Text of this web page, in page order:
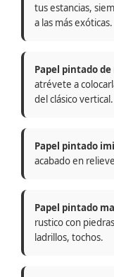
tus estancias,
a las más exóticas.
Papel pintado de
atrévete a
del clásico vertical.
Papel pintado
acabado en
Papel pintado
rustico con
ladrillos, tochos.